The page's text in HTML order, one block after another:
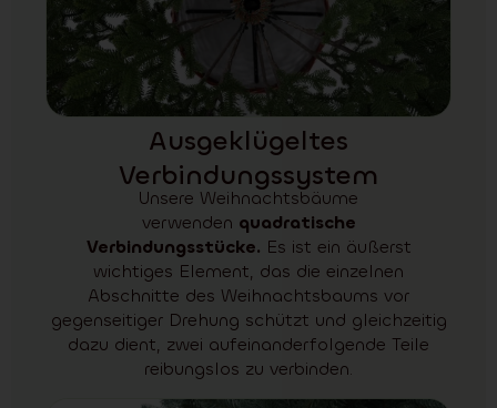
Ausgeklügeltes
Verbindungssystem
Unsere Weihnachtsbäume
verwenden quadratische
Verbindungsstücke. Es ist ein äußerst
wichtiges Element, das die einzelnen
Abschnitte des Weihnachtsbaums vor
gegenseitiger Drehung schützt und gleichzeitig
dazu dient, zwei aufeinanderfolgende Teile
reibungslos zu verbinden.